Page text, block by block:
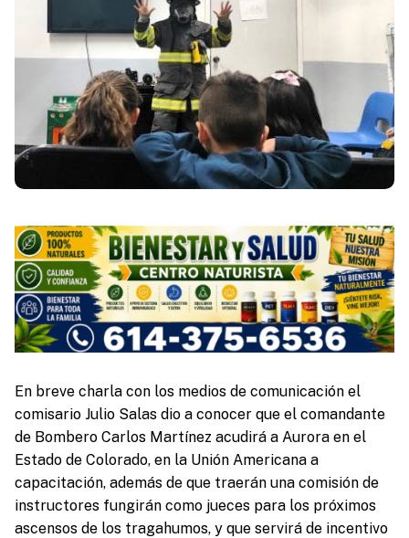
En breve charla con los medios de comunicación el
comisario Julio Salas dio a conocer que el comandante
de Bombero Carlos Martínez acudirá a Aurora en el
Estado de Colorado, en la Unión Americana a
capacitación, además de que traerán una comisión de
instructores fungirán como jueces para los próximos
ascensos de los tragahumos, y que servirá de incentivo